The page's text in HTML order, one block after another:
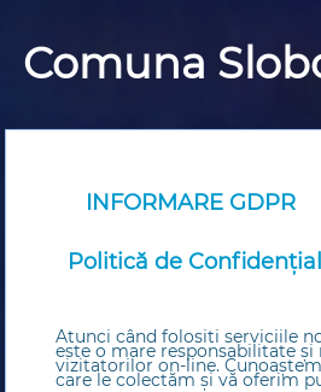
Comuna
INFORMARE GDPR
Politică de
Atunci când folositi serviciile
este o mare responsabilitate
vizitatorilor on-line.
care le colectăm și vă oferim